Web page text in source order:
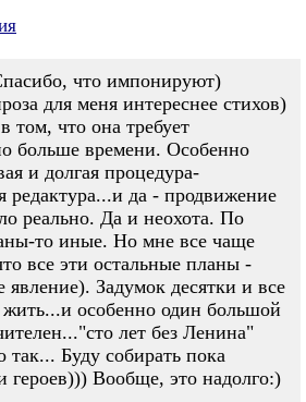
что импонируют)
для меня интереснее стихов)
том, что она требует
больше времени. Особенно
и долгая процедура-
редактура...и да - продвижение
реально. Да и неохота. По
то иные. Но мне все чаще
все эти остальные планы -
явление). Задумок десятки и все
жить...и особенно один большой
лет без Ленина"
так... Буду собирать пока
героев))) Вообще, это надолго:)